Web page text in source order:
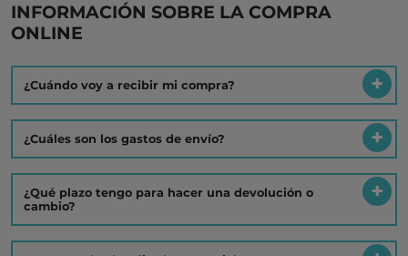
INFORMACIÓN SOBRE LA COMPRA
ONLINE
¿Cuándo voy a recibir mi compra?
¿Cuáles son los gastos de envío?
¿Qué plazo tengo para hacer una devolución o
cambio?